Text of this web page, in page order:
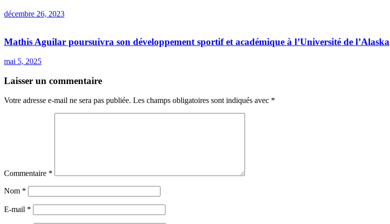
décembre 26, 2023
Mathis Aguilar poursuivra son développement sportif et académique à l’Université de l’Alaska
mai 5, 2025
Laisser un commentaire
Votre adresse e-mail ne sera pas publiée. Les champs obligatoires sont indiqués avec *
Commentaire *
Nom *
E-mail *